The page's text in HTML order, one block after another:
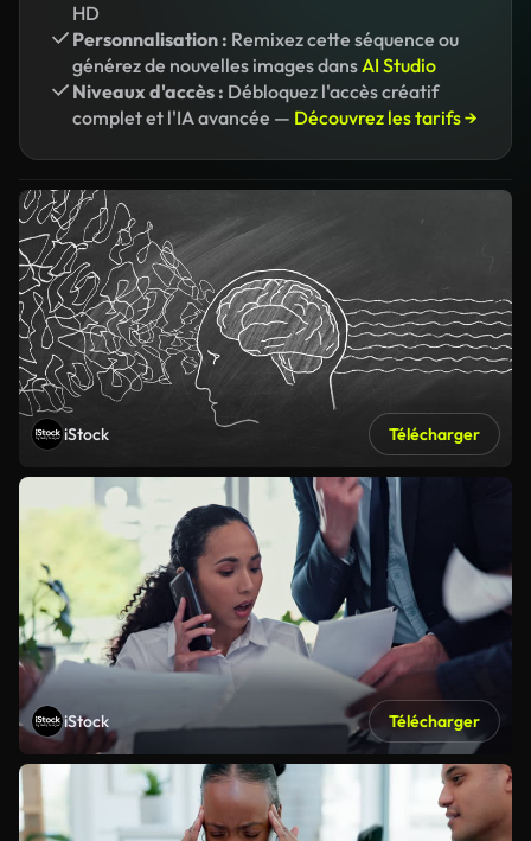
HD
Personnalisation : Remixez cette séquence ou
générez de nouvelles images dansAI Studio
Niveaux d'accès : Débloquez l'accès créatif
complet et l'IA avancée — Découvrez les tarifs →
iStock Télécharger
iStock Télécharger